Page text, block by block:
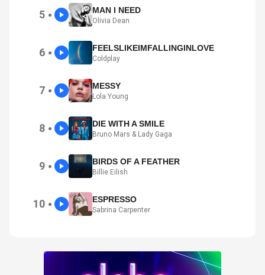
5 ● MAN I NEED
Olivia Dean
6 ● FEELSLIKEIMFALLINGINLOVE
Coldplay
7 ● MESSY
Lola Young
8 ● DIE WITH A SMILE
Bruno Mars & Lady Gaga
9 ● BIRDS OF A FEATHER
Billie Eilish
10 ● ESPRESSO
Sabrina Carpenter